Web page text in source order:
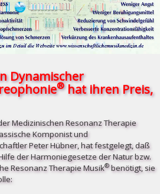
Dynamischer
®hat ihren Preis,
Medizinischen Resonanz Therapie
Komponist und
Peter Hübner, hat festgelegt, daß
der Harmoniegesetze der Natur bzw.
Resonanz Therapie Musik®benötigt, sie